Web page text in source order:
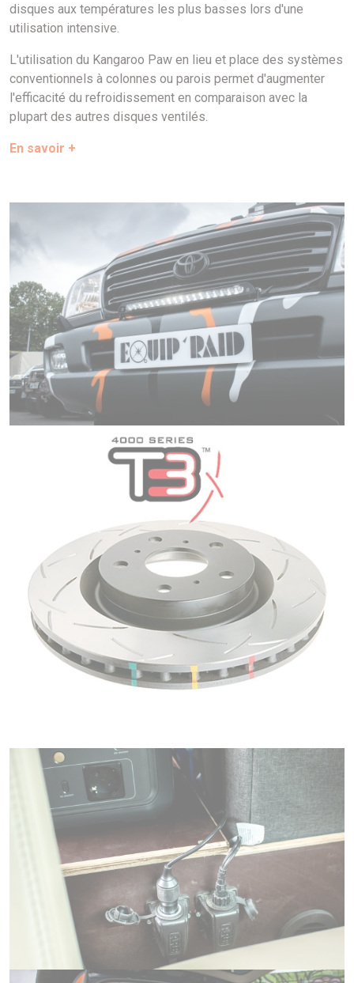
disques aux températures les plus basses lors d'une
utilisation intensive.
L'utilisation du Kangaroo Paw en lieu et place des systèmes
conventionnels à colonnes ou parois permet d'augmenter
l'efficacité du refroidissement en comparaison avec la
plupart des autres disques ventilés.
En savoir +